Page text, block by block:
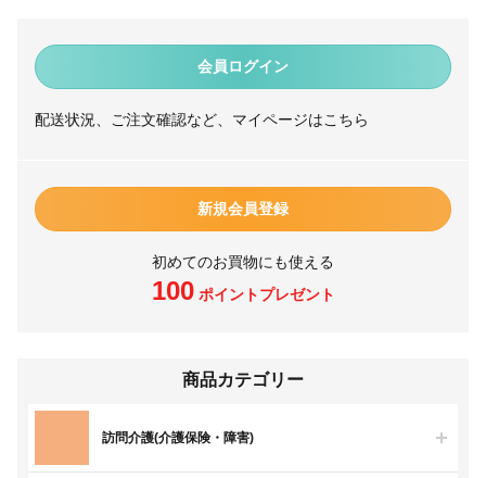
会員ログイン
配送状況、ご注文確認など、マイページはこちら
新規会員登録
初めてのお買物にも使える
100ポイントプレゼント
商品カテゴリー
訪問介護(介護保険・障害)